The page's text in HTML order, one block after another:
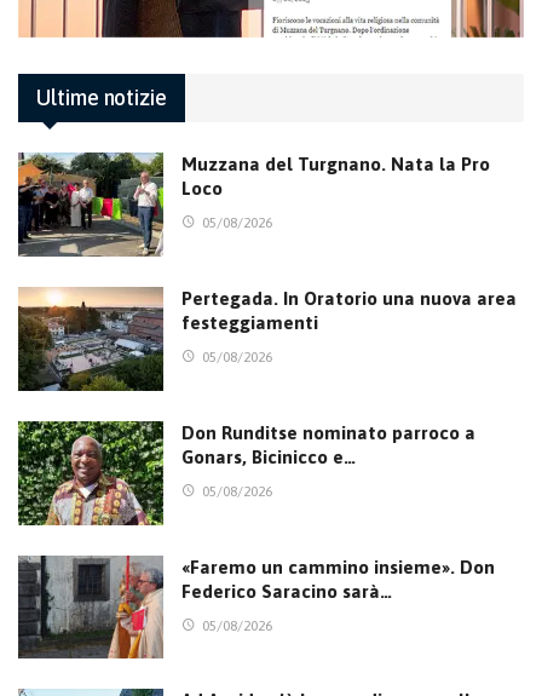
Ultime notizie
Muzzana del Turgnano. Nata la Pro
Loco
05/08/2026
Pertegada. In Oratorio una nuova area
festeggiamenti
05/08/2026
Don Runditse nominato parroco a
Gonars, Bicinicco e…
05/08/2026
«Faremo un cammino insieme». Don
Federico Saracino sarà…
05/08/2026